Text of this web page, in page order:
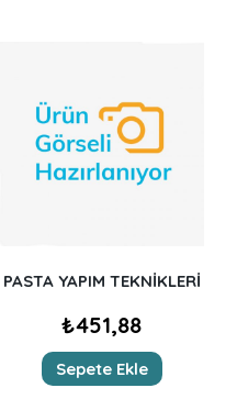
PASTA YAPIM TEKNİKLERİ
₺451,88
Sepete Ekle